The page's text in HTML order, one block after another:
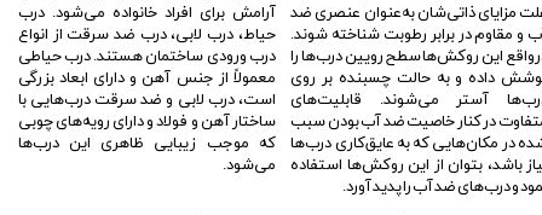
مزایای ذاتی‌شان به‌عنوان عنصری ضد
و مقاوم در برابر رطوبت شناخته شوند.
این روکش‌ها سطح رویین درب‌ها را
داده و به حالت چسبنده بر روی
آستر می‌شوند. قابلیت‌های
در کنار خاصیت ضد آب بودن سبب
در مکان‌هایی که به عایق‌کاری درب‌ها
باشد، بتوان از این روکش‌ها استفاده
و درب‌های ضد آب را پدید آورد.
آرامش برای افراد خانواده می‌شود. درب
حیاط، درب لابی، درب ضد سرقت از انواع
درب ورودی ساختمان هستند. درب حیاطی
معمولاً از جنس آهن و دارای ابعاد بزرگی
است، درب لابی و ضد سرقت درب‌هایی با
ساختار آهن و فولاد و دارای رویه‌های چوبی
که موجب زیبایی ظاهری این درب‌ها
می‌شود.